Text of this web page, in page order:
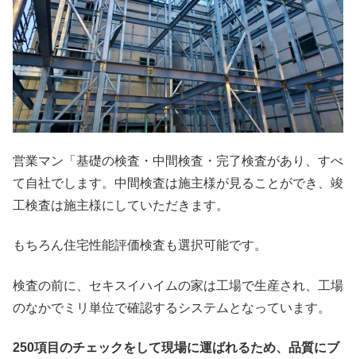
営業マン「基礎の検査・中間検査・完了検査があり、すべ
て自社でします。中間検査は施主様が見ることができ、竣
工検査は施主様にしていただきます。
もちろん住宅性能評価検査も選択可能です。
検査の前に、セキスイハイムの家は工場で生産され、工場
のなかでミリ単位で確認するシステムとなっています。
250項目のチェックをして現場に運ばれるため、品質にブ